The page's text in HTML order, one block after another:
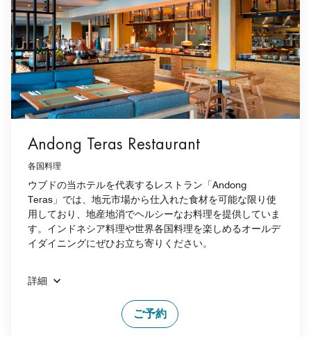
Andong Teras Restaurant
各国料理
ウブドの当ホテルを代表するレストラン「Andong
Teras」では、地元市場から仕入れた食材を可能な限り使
用しており、地産地消でヘルシーなお料理を提供していま
す。インドネシア料理や世界各国料理を楽しめるオールデ
イダイニングにぜひお立ち寄りください。
詳細
ご予約